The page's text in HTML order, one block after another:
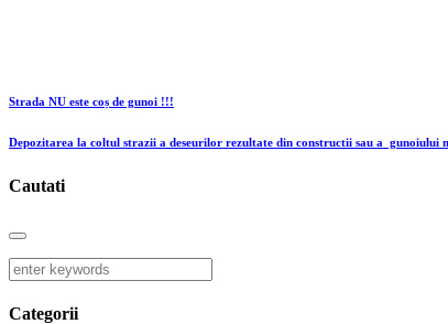
Strada NU este coș de gunoi !!!
Depozitarea la coltul strazii a deseurilor rezultate din constructii sau a gunoiului
Cautati
Categorii